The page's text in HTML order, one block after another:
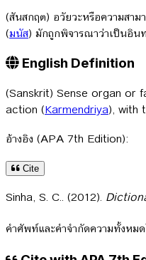
(สันสกฤต) อวัยวะหรือความสาม
(มนัส) มักถูกพิจารณาว่าเป็นอิน
English Definition
(Sanskrit) Sense organ or
action (Karmendriya), with
อ้างอิง (APA 7th Edition):
Cite
Sinha, S. C.. (2012).
คำศัพท์และคำจำกัดความทั้งหม